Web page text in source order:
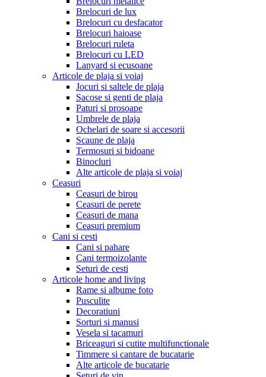
Brelocuri de lux
Brelocuri cu desfacator
Brelocuri haioase
Brelocuri ruleta
Brelocuri cu LED
Lanyard si ecusoane
Articole de plaja si voiaj
Jocuri si saltele de plaja
Sacose si genti de plaja
Paturi si prosoape
Umbrele de plaja
Ochelari de soare si accesorii
Scaune de plaja
Termosuri si bidoane
Binocluri
Alte articole de plaja si voiaj
Ceasuri
Ceasuri de birou
Ceasuri de perete
Ceasuri de mana
Ceasuri premium
Cani si cesti
Cani si pahare
Cani termoizolante
Seturi de cesti
Articole home and living
Rame si albume foto
Pusculite
Decoratiuni
Sorturi si manusi
Vesela si tacamuri
Briceaguri si cutite multifunctionale
Timmere si cantare de bucatarie
Alte articole de bucatarie